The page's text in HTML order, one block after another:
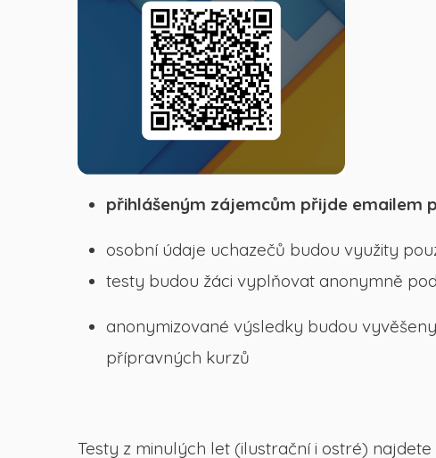
přihlášeným zájemcům přijde emailem
osobní údaje uchazečů budou využity
testy budou žáci vyplňovat anonymně
anonymizované výsledky budou
přípravných kurzů
Testy z minulých let (ilustrační i ostré)